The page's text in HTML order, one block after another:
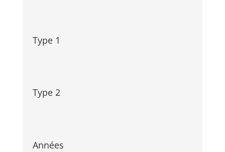
Type 1
Type 2
Années